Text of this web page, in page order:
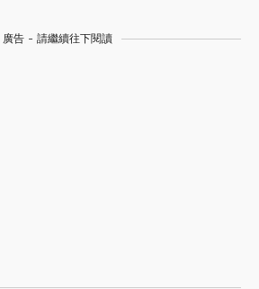
廣告 - 請繼續往下閱讀